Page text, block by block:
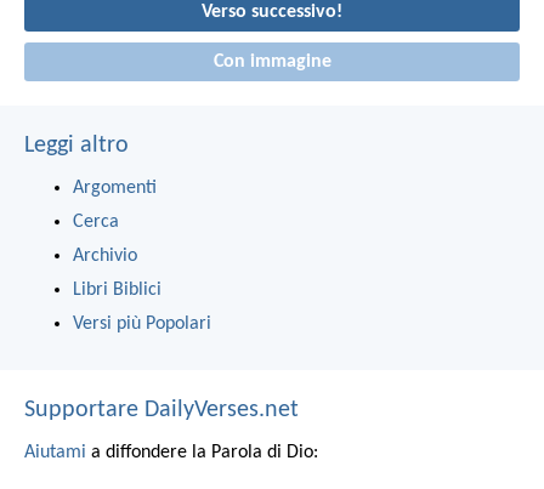
Verso successivo!
Con immagine
Leggi altro
Argomenti
Cerca
Archivio
Libri Biblici
Versi più Popolari
Supportare DailyVerses.net
Aiutami a diffondere la Parola di Dio: